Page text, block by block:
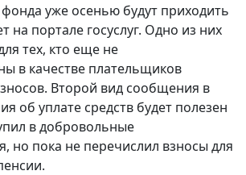
уже осенью будут приходить
на портале госуслуг. Одно из них
тех, кто еще не
в качестве плательщиков
Второй вид сообщения в
об уплате средств будет полезен
в добровольные
но пока не перечислил взносы для